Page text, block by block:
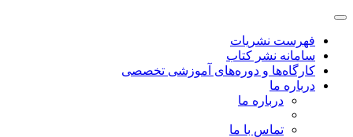
فهرست نشریات
سامانه نشر کتاب
کارگاه‌ها و دوره‌های آموزشی تخصصی
درباره ما
درباره ما
تماس با ما